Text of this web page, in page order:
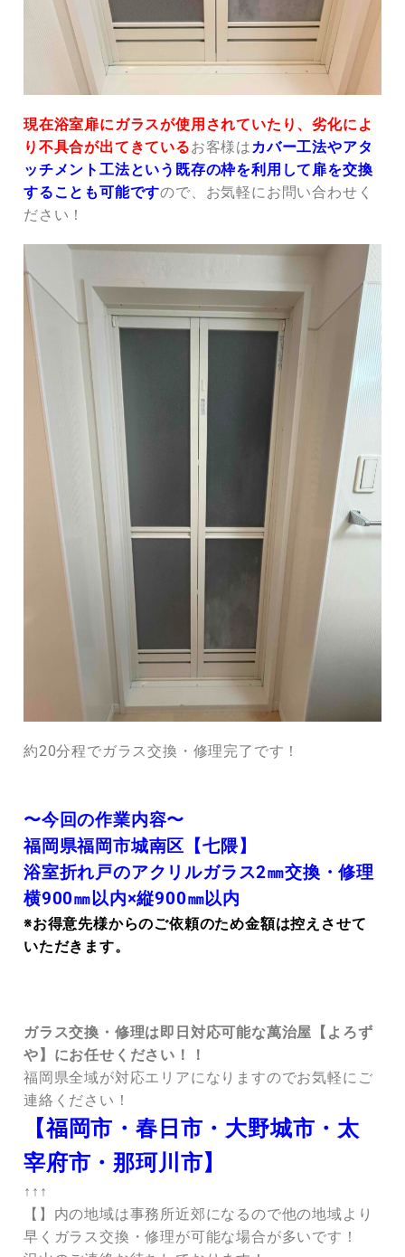
現在浴室扉にガラスが使用されていたり、劣化によ
り不具合が出てきているお客様はカバー工法やアタ
ッチメント工法という既存の枠を利用して扉を交換
することも可能ですので、お気軽にお問い合わせく
ださい！
約20分程でガラス交換・修理完了です！
〜今回の作業内容〜
福岡県福岡市城南区【七隈】
浴室折れ戸のアクリルガラス2㎜交換・修理
横900㎜以内×縦900㎜以内
※お得意先様からのご依頼のため金額は控えさせて
いただきます。
ガラス交換・修理は即日対応可能な萬治屋【よろず
や】にお任せください！！
福岡県全域が対応エリアになりますのでお気軽にご
連絡ください！
【福岡市・春日市・大野城市・太
宰府市・那珂川市】
↑↑↑
【】内の地域は事務所近郊になるので他の地域より
早くガラス交換・修理が可能な場合が多いです！